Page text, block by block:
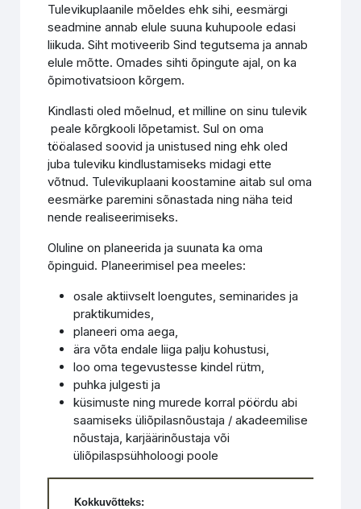
Tulevikuplaanile mõeldes ehk sihi, eesmärgi
seadmine annab elule suuna kuhupoole edasi
liikuda. Siht motiveerib Sind tegutsema ja annab
elule mõtte. Omades sihti õpingute ajal, on ka
õpimotivatsioon kõrgem.
Kindlasti oled mõelnud, et milline on sinu tulevik
peale kõrgkooli lõpetamist. Sul on oma
tööalased soovid ja unistused ning ehk oled
juba tuleviku kindlustamiseks midagi ette
võtnud. Tulevikuplaani koostamine aitab sul oma
eesmärke paremini sõnastada ning näha teid
nende realiseerimiseks.
Oluline on planeerida ja suunata ka oma
õpinguid. Planeerimisel pea meeles:
osale aktiivselt loengutes, seminarides ja
praktikumides,
planeeri oma aega,
ära võta endale liiga palju kohustusi,
loo oma tegevustesse kindel rütm,
puhka julgesti ja
küsimuste ning murede korral pöördu abi
saamiseks üliõpilasnõustaja / akadeemilise
nõustaja, karjäärinõustaja või
üliõpilaspsühholoogi poole
Kokkuvõtteks: